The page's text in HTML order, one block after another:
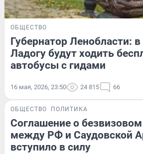
ОБЩЕСТВО
Губернатор Ленобласти:
Ладогу будут ходить
автобусы с гидами
16 мая, 2026, 23:50 24 815 66
ОБЩЕСТВО ПОЛИТИКА
Соглашение о
между РФ и Саудовской
вступило в силу